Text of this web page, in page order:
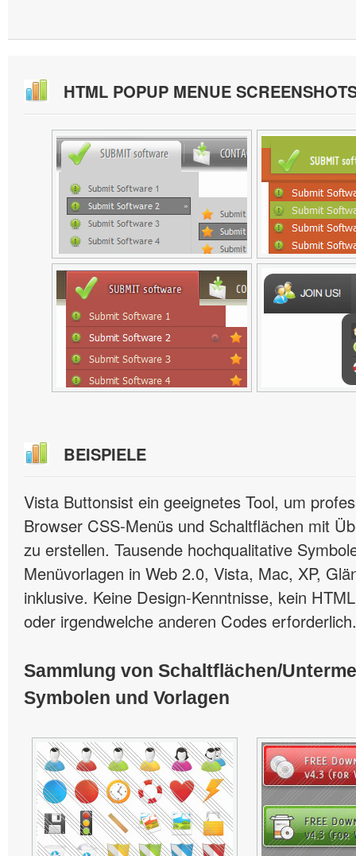
HTML POPUP MENUE
BEISPIELE
Vista Buttonsist ein geeignetes Tool, um
Browser CSS-Menüs und Schaltflächen mit
zu erstellen. Tausende hochqualitative
Menüvorlagen in Web 2.0, Vista, Mac, XP,
inklusive. Keine Design-Kenntnisse, kein
oder irgendwelche anderen Codes erforderlich.
Sammlung von Schaltflächen/
Symbolen und Vorlagen